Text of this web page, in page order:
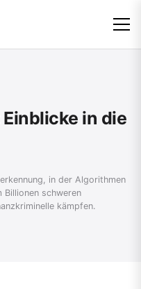
in die
in der Algorithmen
Billionen schweren
kämpfen.